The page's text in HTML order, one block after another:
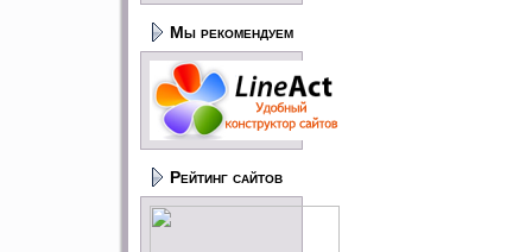
Мы рекомендуем
Рейтинг сайтов